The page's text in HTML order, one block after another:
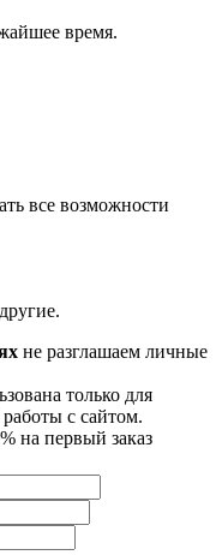
время.
все возможности
не разглашаем личные
только для
с сайтом.
на первый заказ